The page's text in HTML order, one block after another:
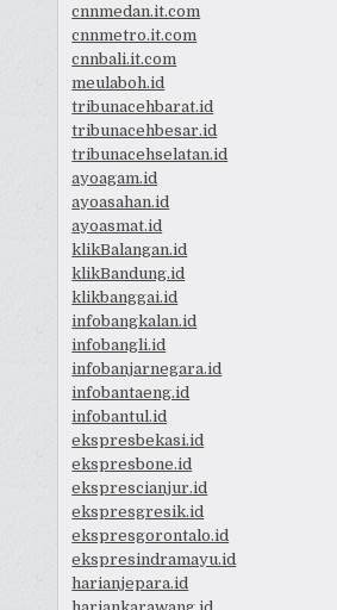
cnnmedan.it.com
cnnmetro.it.com
cnnbali.it.com
meulaboh.id
tribunacehbarat.id
tribunacehbesar.id
tribunacehselatan.id
ayoagam.id
ayoasahan.id
ayoasmat.id
klikBalangan.id
klikBandung.id
klikbanggai.id
infobangkalan.id
infobangli.id
infobanjarnegara.id
infobantaeng.id
infobantul.id
ekspresbekasi.id
ekspresbone.id
eksprescianjur.id
ekspresgresik.id
ekspresgorontalo.id
ekspresindramayu.id
harianjepara.id